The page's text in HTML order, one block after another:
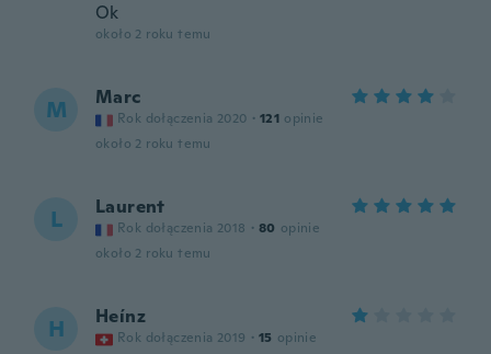
Ok
około 2 roku temu
M Marc
Rok dołączenia 2020 · 121 opinie
około 2 roku temu
L Laurent
Rok dołączenia 2018 · 80 opinie
około 2 roku temu
H Heínz
Rok dołączenia 2019 · 15 opinie